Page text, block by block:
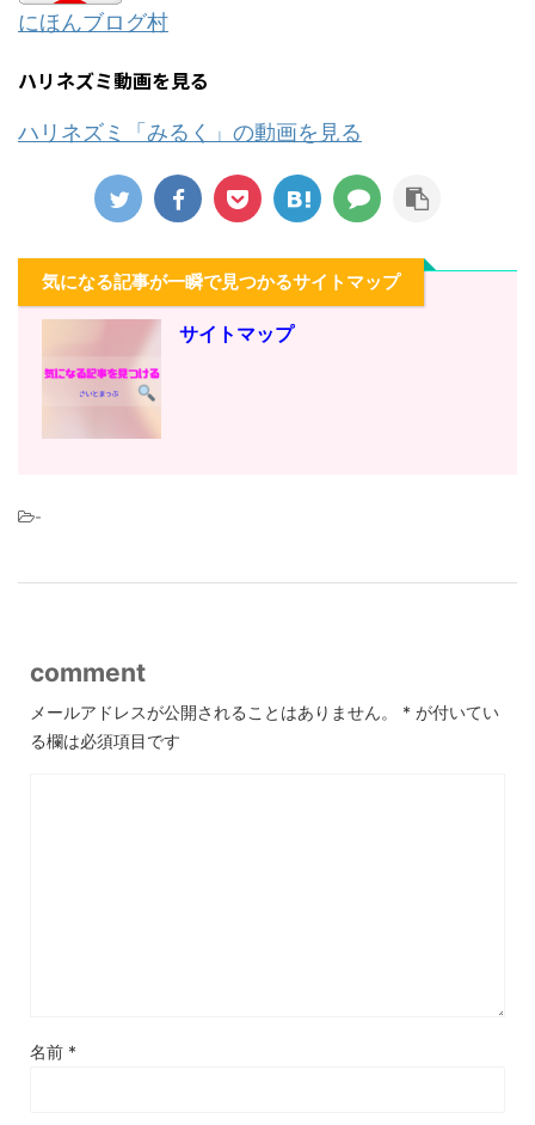
にほんブログ村
ハリネズミ動画を見る
ハリネズミ「みるく」の動画を見る
気になる記事が一瞬で見つかるサイトマップ
サイトマップ
-
comment
メールアドレスが公開されることはありません。 * が付いてい
る欄は必須項目です
名前 *